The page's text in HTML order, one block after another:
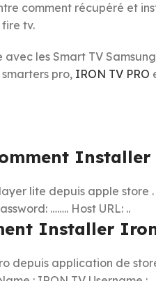
comment récupéré et
tv.
les Smart TV
pro, IRON TV PRO
lite depuis apple store
…….. Host URL: ..
Installer
depuis application de